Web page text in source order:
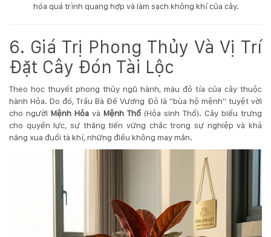
hóa quá trình quang hợp và làm sạch không khí của cây.
6. Giá Trị Phong Thủy Và Vị Trí
Đặt Cây Đón Tài Lộc
Theo học thuyết phong thủy ngũ hành, màu đỏ tía của cây thuộc
hành Hỏa. Do đó, Trầu Bà Đế Vương Đỏ là "bùa hộ mệnh" tuyệt vời
cho người Mệnh Hỏa và Mệnh Thổ (Hỏa sinh Thổ). Cây biểu trưng
cho quyền lực, sự thăng tiến vững chắc trong sự nghiệp và khả
năng xua đuổi tà khí, những điều không may mắn.